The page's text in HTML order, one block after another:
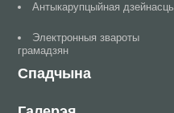
Антыкарупцыйная дзейнасць
Электронныя звароты
грамадзян
Спадчына